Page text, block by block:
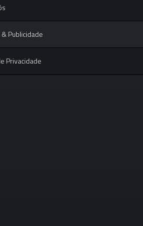
& Publicidade
Privacidade